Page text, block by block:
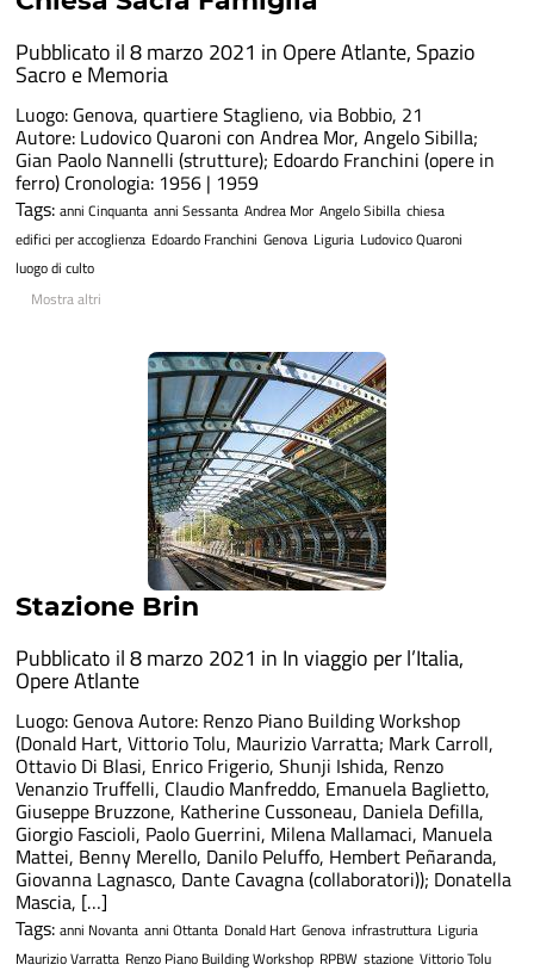
Pubblicato il 8 marzo 2021 in Opere Atlante, Spazio
Sacro e Memoria
Luogo: Genova, quartiere Staglieno, via Bobbio, 21
Autore: Ludovico Quaroni con Andrea Mor, Angelo Sibilla;
Gian Paolo Nannelli (strutture); Edoardo Franchini (opere in
ferro) Cronologia: 1956 | 1959
Tags: anni Cinquanta anni Sessanta Andrea Mor Angelo Sibilla chiesa
edifici per accoglienza Edoardo Franchini Genova Liguria Ludovico Quaroni
luogo di culto
Mostra altri
Stazione Brin
Pubblicato il 8 marzo 2021 in In viaggio per l’Italia,
Opere Atlante
Luogo: Genova Autore: Renzo Piano Building Workshop
(Donald Hart, Vittorio Tolu, Maurizio Varratta; Mark Carroll,
Ottavio Di Blasi, Enrico Frigerio, Shunji Ishida, Renzo
Venanzio Truffelli, Claudio Manfreddo, Emanuela Baglietto,
Giuseppe Bruzzone, Katherine Cussoneau, Daniela Defilla,
Giorgio Fascioli, Paolo Guerrini, Milena Mallamaci, Manuela
Mattei, Benny Merello, Danilo Peluffo, Hembert Peñaranda,
Giovanna Lagnasco, Dante Cavagna (collaboratori)); Donatella
Mascia, […]
Tags: anni Novanta anni Ottanta Donald Hart Genova infrastruttura Liguria
Maurizio Varratta Renzo Piano Building Workshop RPBW stazione Vittorio Tolu